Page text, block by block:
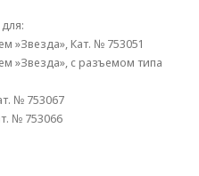
»Звезда», Кат. № 753051
»Звезда», с разъемом типа
№ 753067
№ 753066